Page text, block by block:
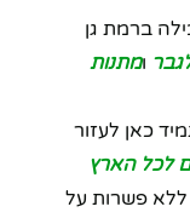
ברמת גן
ומתנות
כאן לעזור
לכל הארץ
פשרות על